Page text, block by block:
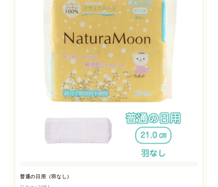
普通の日用（羽なし）